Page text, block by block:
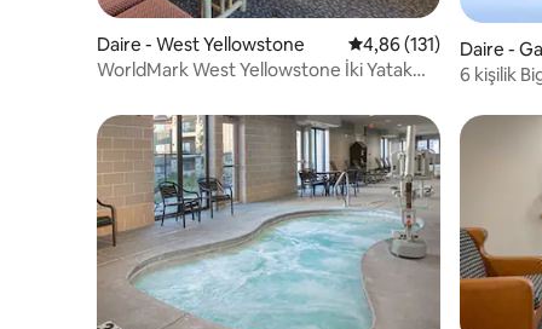
Daire - West Yellowstone 5 üzerinden ortalama
4,86 (131)
WorldMark West Yellowstone İki Yatak
Daire -
6 kişilik